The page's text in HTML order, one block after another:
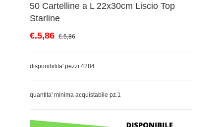
50 Cartelline a L 22x30cm Liscio Top
Starline
€.5,86 €.5,86
disponibilita' pezzi 4284
quantita' minima acquistabile pz.1